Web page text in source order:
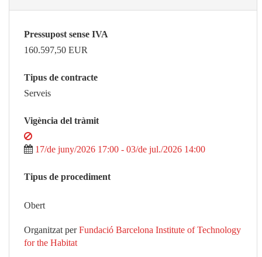
Pressupost sense IVA
160.597,50 EUR
Tipus de contracte
Serveis
Vigència del tràmit
17/de juny/2026 17:00 - 03/de jul./2026 14:00
Tipus de procediment
Obert
Organitzat per Fundació Barcelona Institute of Technology
for the Habitat